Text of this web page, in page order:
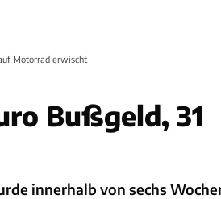
Motorrad erwischt
Bußgeld, 31
innerhalb von sechs